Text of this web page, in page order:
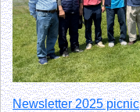
Newsletter 2025 picnic